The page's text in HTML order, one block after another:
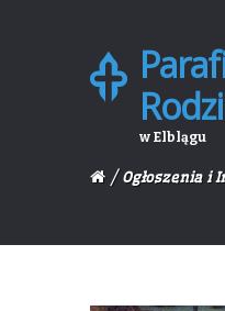
Skip
to
navigation
Skip
to
content
w Elblągu
/Ogłoszenia i